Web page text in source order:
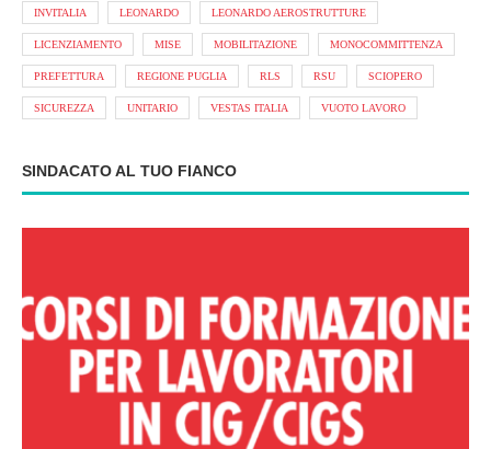
INVITALIA LEONARDO LEONARDO AEROSTRUTTURE
LICENZIAMENTO MISE MOBILITAZIONE MONOCOMMITTENZA
PREFETTURA REGIONE PUGLIA RLS RSU SCIOPERO
SICUREZZA UNITARIO VESTAS ITALIA VUOTO LAVORO
SINDACATO AL TUO FIANCO